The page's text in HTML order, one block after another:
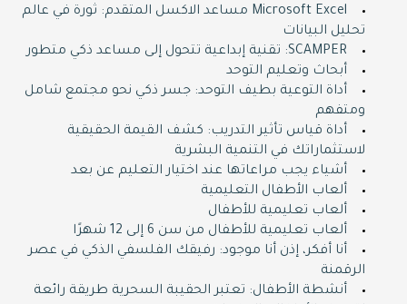
Shop now
Microsoft Excel مساعد الاكسل المتقدم: ثورة في عالم
تحليل البيانات
SCAMPER: تقنية إبداعية تتحول إلى مساعد ذكي متطور
أبحاث وتعليم التوحد
أداة التوعية بطيف التوحد: جسر ذكي نحو مجتمع شامل
ومتفهم
أداة قياس تأثير التدريب: كشف القيمة الحقيقية
لاستثماراتك في التنمية البشرية
أشياء يجب مراعاتها عند اختيار التعليم عن بعد
ألعاب الأطفال التعليمية
ألعاب تعليمية للأطفال
ألعاب تعليمية للأطفال من سن 6 إلى 12 شهرًا
أنا أفكر، إذن أنا موجود: رفيقك الفلسفي الذكي في عصر
الرقمنة
أنشطة الأطفال: تعتبر الحقيبة السحرية طريقة رائعة